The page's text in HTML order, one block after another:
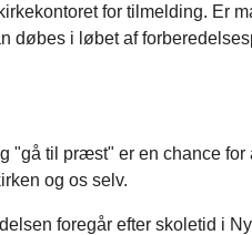
for tilmelding. Er
døbes i løbet af
"gå til præst" er en chance
og os selv.
foregår efter skoletid i